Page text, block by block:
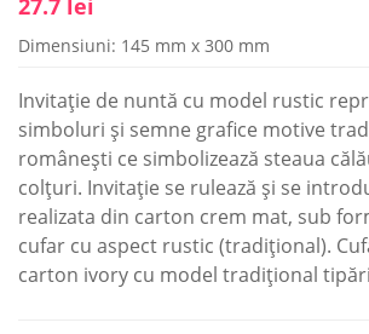
27.7 lei
Dimensiuni: 145 mm x 300 mm
Invitaţie de nuntă cu model rustic
simboluri şi semne grafice motive
româneşti ce simbolizează steaua
colţuri. Invitaţie se rulează şi se
realizata din carton crem mat, sub
cufar cu aspect rustic (tradiţional).
carton ivory cu model tradiţional